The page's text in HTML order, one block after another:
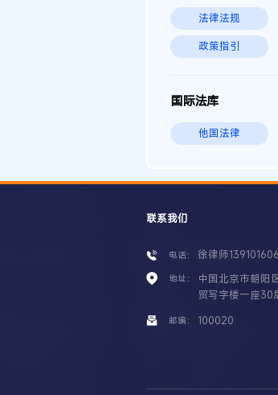
法律法规
政策指引
国际法库
他国法律
联系我们
电话： 徐律师
地址：
中国北京市朝阳
贸写字楼一座30
邮编： 100020